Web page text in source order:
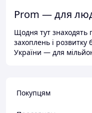
Prom — для
Щодня тут знаходять
захоплень і
України — для
Покупцям